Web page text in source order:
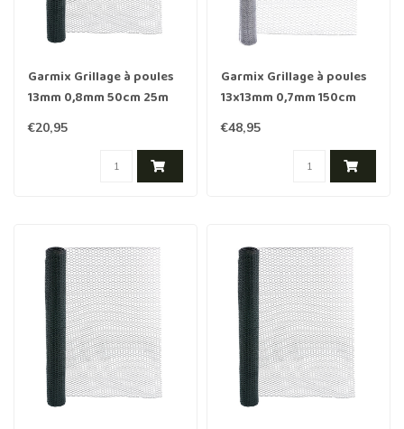
Garmix Grillage à poules
13mm 0,8mm 50cm 25m
vert
€20,95
Garmix Grillage à poules
13x13mm 0,7mm 150cm
10m galvanisé
€48,95